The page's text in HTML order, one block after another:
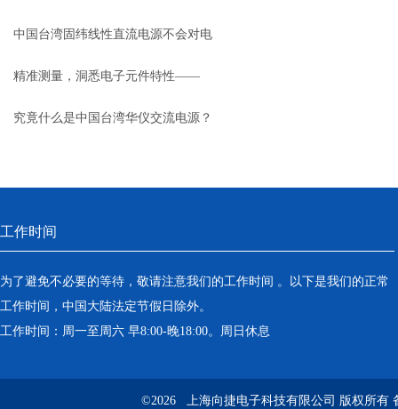
预防电气设备出现问题
中国台湾固纬线性直流电源不会对电
网和其他设备造成干扰
精准测量，洞悉电子元件特性——
LCR测试仪的原理与应用
究竟什么是中国台湾华仪交流电源？
工作时间
为了避免不必要的等待，敬请注意我们的工作时间 。以下是我们的正常
工作时间，中国大陆法定节假日除外。
工作时间：周一至周六 早8:00-晚18:00。周日休息
©2026 上海向捷电子科技有限公司 版权所有